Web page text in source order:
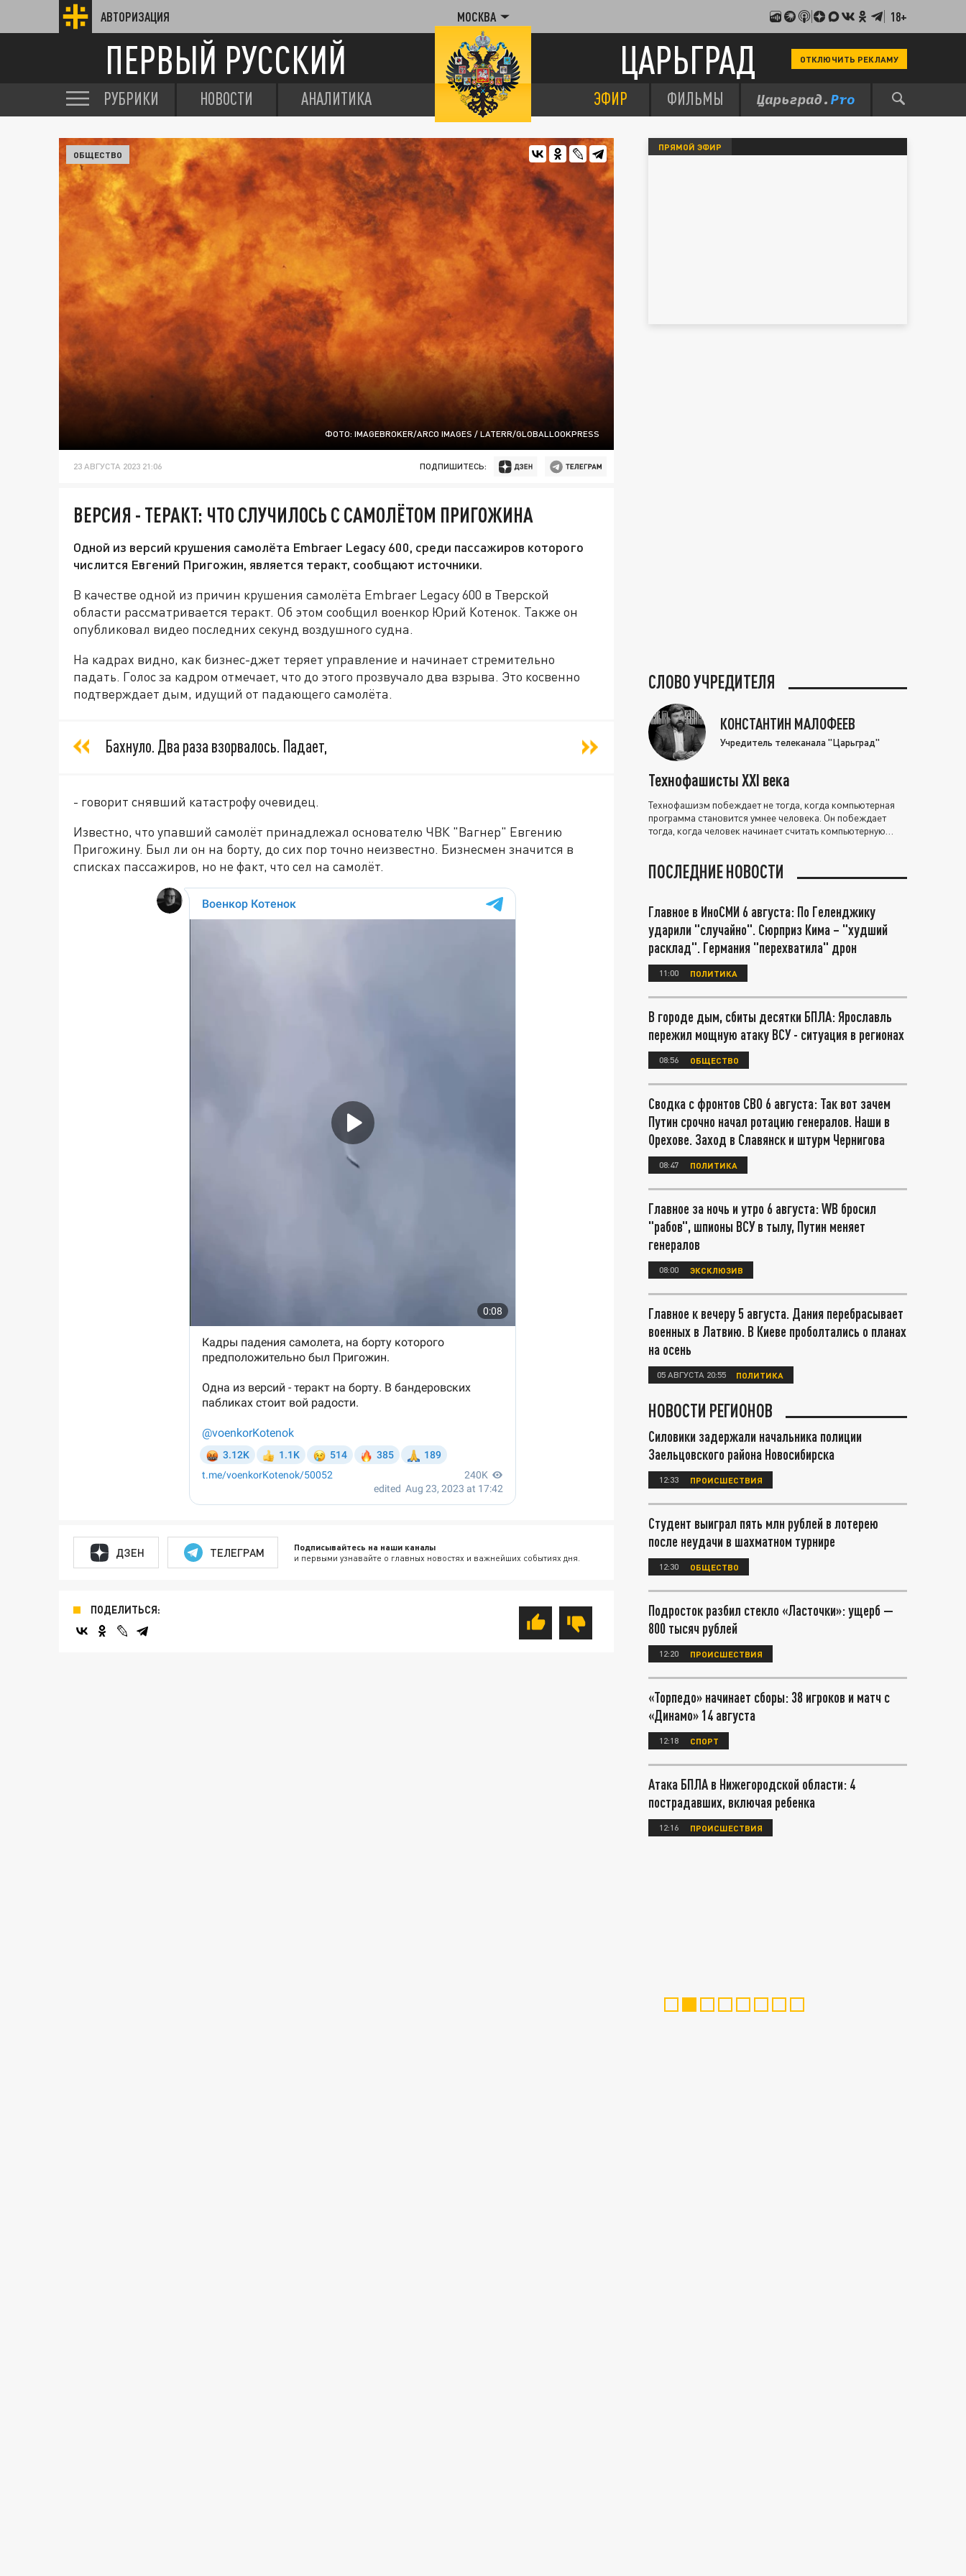
АВТОРИЗАЦИЯ МОСКВА 18+
ПЕРВЫЙ РУССКИЙ ЦАРЬГРАД ОТКЛЮЧИТЬ РЕКЛАМУ
РУБРИКИ НОВОСТИ АНАЛИТИКА ЭФИР ФИЛЬМЫ
ФОТО: IMAGEBROKER/ARCO IMAGES / LATERR/GLOBALLOOKPRESS
ОБЩЕСТВО
23 АВГУСТА 2023 21:06 ПОДПИШИТЕСЬ:
ВЕРСИЯ - ТЕРАКТ: ЧТО СЛУЧИЛОСЬ С САМОЛЁТОМ ПРИГОЖИНА
Одной из версий крушения самолёта Embraer Legacy 600, среди пассажиров которого
числится Евгений Пригожин, является теракт, сообщают источники.
В качестве одной из причин крушения самолёта Embraer Legacy 600 в Тверской
области рассматривается теракт. Об этом сообщил военкор Юрий Котенок. Также он
опубликовал видео последних секунд воздушного судна.
На кадрах видно, как бизнес-джет теряет управление и начинает стремительно
падать. Голос за кадром отмечает, что до этого прозвучало два взрыва. Это косвенно
подтверждает дым, идущий от падающего самолёта.
Бахнуло. Два раза взорвалось. Падает,
- говорит снявший катастрофу очевидец.
Известно, что упавший самолёт принадлежал основателю ЧВК "Вагнер" Евгению
Пригожину. Был ли он на борту, до сих пор точно неизвестно. Бизнесмен значится в
списках пассажиров, но не факт, что сел на самолёт.
ДЗЕН ТЕЛЕГРАМ Подписывайтесь на наши каналы
и первыми узнавайте о главных новостях и важнейших событиях дня.
ПОДЕЛИТЬСЯ:
ПРЯМОЙ ЭФИР
СЛОВО УЧРЕДИТЕЛЯ
КОНСТАНТИН МАЛОФЕЕВ
Учредитель телеканала "Царьград"
Технофашисты XXI века
Технофашизм побеждает не тогда, когда компьютерная
программа становится умнее человека. Он побеждает
тогда, когда человек начинает считать компьютерную
ПОСЛЕДНИЕ НОВОСТИ
Главное в ИноСМИ 6 августа: По Геленджику
ударили "случайно". Сюрприз Кима – "худший
расклад". Германия "перехватила" дрон
11:00 ПОЛИТИКА
В городе дым, сбиты десятки БПЛА: Ярославль
пережил мощную атаку ВСУ - ситуация в регионах
08:56 ОБЩЕСТВО
Сводка с фронтов СВО 6 августа: Так вот зачем
Путин срочно начал ротацию генералов. Наши в
Орехове. Заход в Славянск и штурм Чернигова
08:47 ПОЛИТИКА
Главное за ночь и утро 6 августа: WB бросил
"рабов", шпионы ВСУ в тылу, Путин меняет
генералов
08:00 ЭКСКЛЮЗИВ
Главное к вечеру 5 августа. Дания перебрасывает
военных в Латвию. В Киеве проболтались о планах
на осень
05 АВГУСТА 20:55 ПОЛИТИКА
НОВОСТИ РЕГИОНОВ
Силовики задержали начальника полиции
Заельцовского района Новосибирска
12:33 ПРОИСШЕСТВИЯ
Студент выиграл пять млн рублей в лотерею
после неудачи в шахматном турнире
12:30 ОБЩЕСТВО
Подросток разбил стекло «Ласточки»: ущерб —
800 тысяч рублей
12:20 ПРОИСШЕСТВИЯ
«Торпедо» начинает сборы: 38 игроков и матч с
«Динамо» 14 августа
12:18 СПОРТ
Атака БПЛА в Нижегородской области: 4
пострадавших, включая ребенка
12:16 ПРОИСШЕСТВИЯ